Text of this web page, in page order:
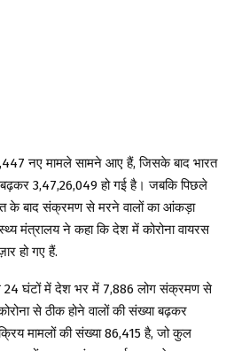
नए मामले सामने आए हैं, जिसके बाद भारत
3,47,26,049 हो गई है। जबकि पिछले
के बाद संक्रमण से मरने वालों का आंकड़ा
मंत्रालय ने कहा कि देश में कोरोना वायरस
हो गए हैं.
24 घंटों में देश भर में 7,886 लोग संक्रमण से
से ठीक होने वालों की संख्या बढ़कर
मामलों की संख्या 86,415 है, जो कुल